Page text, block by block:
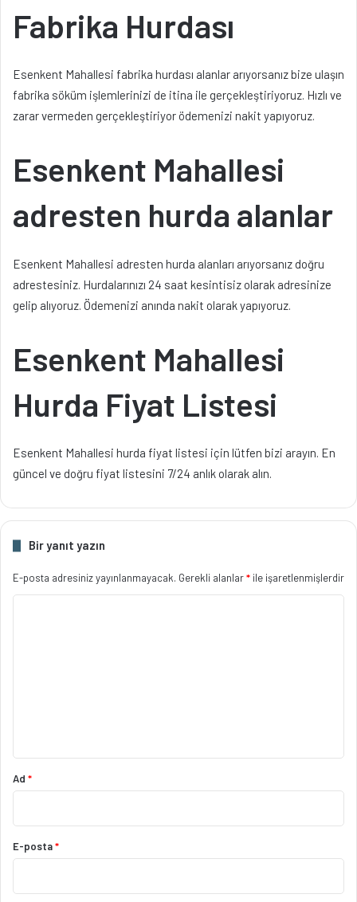
Fabrika Hurdası
Esenkent Mahallesi fabrika hurdası alanlar arıyorsanız bize ulaşın
fabrika söküm işlemlerinizi de itina ile gerçekleştiriyoruz. Hızlı ve
zarar vermeden gerçekleştiriyor ödemenizi nakit yapıyoruz.
Esenkent Mahallesi
adresten hurda alanlar
Esenkent Mahallesi adresten hurda alanları arıyorsanız doğru
adrestesiniz. Hurdalarınızı 24 saat kesintisiz olarak adresinize
gelip alıyoruz. Ödemenizi anında nakit olarak yapıyoruz.
Esenkent Mahallesi
Hurda Fiyat Listesi
Esenkent Mahallesi hurda fiyat listesi için lütfen bizi arayın. En
güncel ve doğru fiyat listesini 7/24 anlık olarak alın.
Bir yanıt yazın
E-posta adresiniz yayınlanmayacak. Gerekli alanlar* ile işaretlenmişlerdir
Ad *
E-posta*